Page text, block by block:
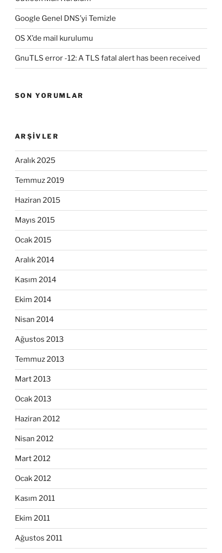
Google Genel DNS’yi Temizle
OS X’de mail kurulumu
GnuTLS error -12: A TLS fatal alert has been received
SON YORUMLAR
ARŞIVLER
Aralık 2025
Temmuz 2019
Haziran 2015
Mayıs 2015
Ocak 2015
Aralık 2014
Kasım 2014
Ekim 2014
Nisan 2014
Ağustos 2013
Temmuz 2013
Mart 2013
Ocak 2013
Haziran 2012
Nisan 2012
Mart 2012
Ocak 2012
Kasım 2011
Ekim 2011
Ağustos 2011